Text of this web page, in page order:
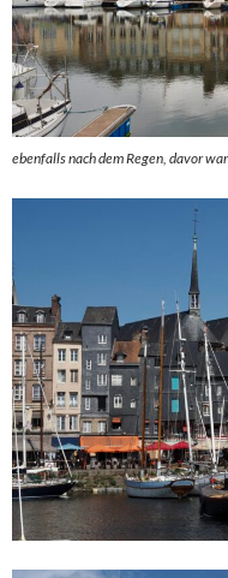
ebenfalls nach dem Regen, davor